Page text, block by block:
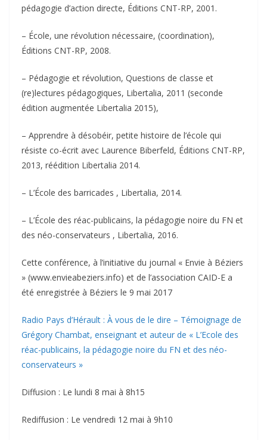
pédagogie d’action directe, Éditions CNT-RP, 2001.
– École, une révolution nécessaire, (coordination),
Éditions CNT-RP, 2008.
– Pédagogie et révolution, Questions de classe et
(re)lectures pédagogiques, Libertalia, 2011 (seconde
édition augmentée Libertalia 2015),
– Apprendre à désobéir, petite histoire de l’école qui
résiste co-écrit avec Laurence Biberfeld, Éditions CNT-RP,
2013, réédition Libertalia 2014.
– L’École des barricades , Libertalia, 2014.
– L’École des réac-publicains, la pédagogie noire du FN et
des néo-conservateurs , Libertalia, 2016.
Cette conférence, à l’initiative du journal « Envie à Béziers
» (www.envieabeziers.info) et de l’association CAID-E a
été enregistrée à Béziers le 9 mai 2017
Radio Pays d’Hérault : À vous de le dire – Témoignage de
Grégory Chambat, enseignant et auteur de « L’Ecole des
réac-publicains, la pédagogie noire du FN et des néo-
conservateurs »
Diffusion : Le lundi 8 mai à 8h15
Rediffusion : Le vendredi 12 mai à 9h10